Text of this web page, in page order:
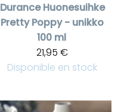
Durance Huonesuihke
Pretty Poppy - unikko
100 ml
21,95 €
Disponible en stock